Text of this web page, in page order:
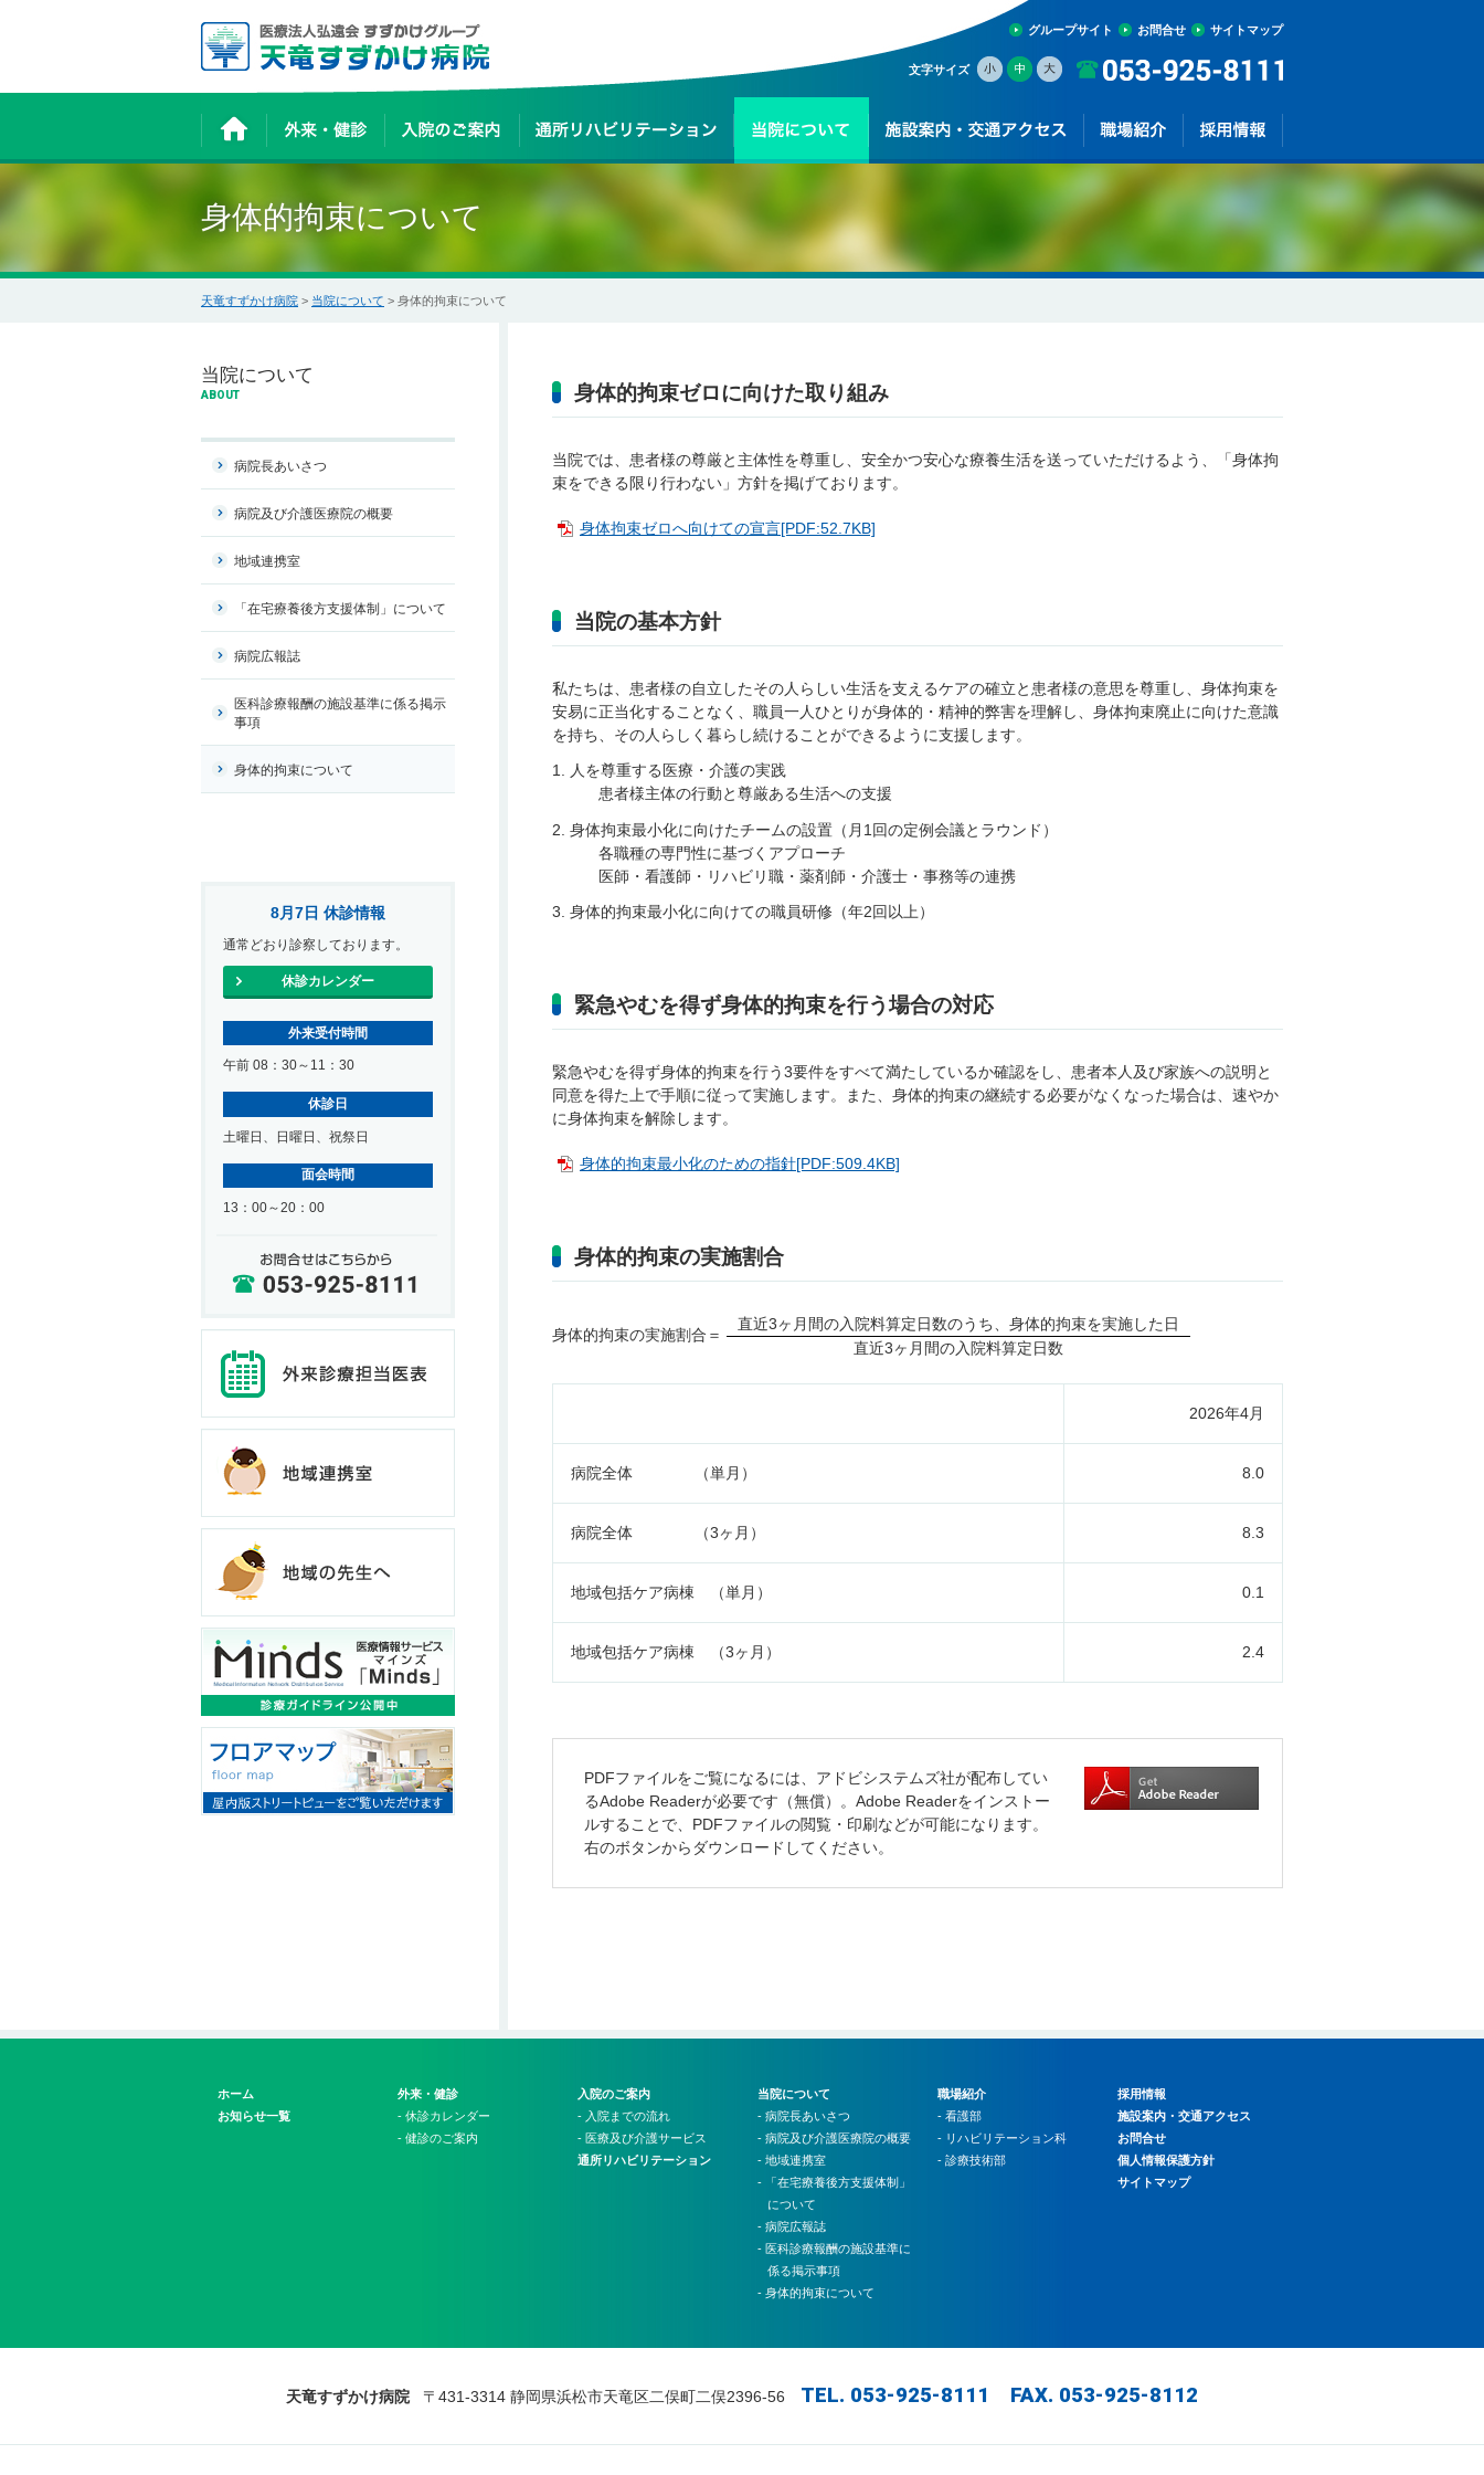
グループサイト お問合せ サイトマップ
文字サイズ
身体的拘束について
天竜すずかけ病院 > 当院について > 身体的拘束について
身体的拘束ゼロに向けた取り組み
当院では、患者様の尊厳と主体性を尊重し、安全かつ安心な療養生活を送っていただけるよう、「身体拘
束をできる限り行わない」方針を掲げております。
身体拘束ゼロへ向けての宣言[PDF:52.7KB]
当院の基本方針
私たちは、患者様の自立したその人らしい生活を支えるケアの確立と患者様の意思を尊重し、身体拘束を
安易に正当化することなく、職員一人ひとりが身体的・精神的弊害を理解し、身体拘束廃止に向けた意識
を持ち、その人らしく暮らし続けることができるように支援します。
1. 人を尊重する医療・介護の実践
患者様主体の行動と尊厳ある生活への支援
2. 身体拘束最小化に向けたチームの設置（月1回の定例会議とラウンド）
各職種の専門性に基づくアプローチ
医師・看護師・リハビリ職・薬剤師・介護士・事務等の連携
3. 身体的拘束最小化に向けての職員研修（年2回以上）
緊急やむを得ず身体的拘束を行う場合の対応
緊急やむを得ず身体的拘束を行う3要件をすべて満たしているか確認をし、患者本人及び家族への説明と
同意を得た上で手順に従って実施します。また、身体的拘束の継続する必要がなくなった場合は、速やか
に身体拘束を解除します。
身体的拘束最小化のための指針[PDF:509.4KB]
身体的拘束の実施割合
身体的拘束の実施割合＝
直近3ヶ月間の入院料算定日数のうち、身体的拘束を実施した日
直近3ヶ月間の入院料算定日数
2026年4月
病院全体 （単月） 8.0
病院全体 （3ヶ月） 8.3
地域包括ケア病棟 （単月） 0.1
地域包括ケア病棟 （3ヶ月） 2.4
PDFファイルをご覧になるには、アドビシステムズ社が配布してい
るAdobe Readerが必要です（無償）。Adobe Readerをインストー
ルすることで、PDFファイルの閲覧・印刷などが可能になります。
右のボタンからダウンロードしてください。
当院について
ABOUT
病院長あいさつ
病院及び介護医療院の概要
地域連携室
「在宅療養後方支援体制」について
病院広報誌
医科診療報酬の施設基準に係る掲示
事項
身体的拘束について
8月7日 休診情報
通常どおり診察しております。
休診カレンダー
外来受付時間
午前 08：30～11：30
休診日
土曜日、日曜日、祝祭日
面会時間
13：00～20：00
ホーム
お知らせ一覧
外来・健診
- 休診カレンダー
- 健診のご案内
入院のご案内
- 入院までの流れ
- 医療及び介護サービス
通所リハビリテーション
当院について
- 病院長あいさつ
- 病院及び介護医療院の概要
- 地域連携室
- 「在宅療養後方支援体制」
について
- 病院広報誌
- 医科診療報酬の施設基準に
係る掲示事項
- 身体的拘束について
職場紹介
- 看護部
- リハビリテーション科
- 診療技術部
採用情報
施設案内・交通アクセス
お問合せ
個人情報保護方針
サイトマップ
天竜すずかけ病院 〒431-3314 静岡県浜松市天竜区二俣町二俣2396-56 TEL. 053-925-8111 FAX. 053-925-8112